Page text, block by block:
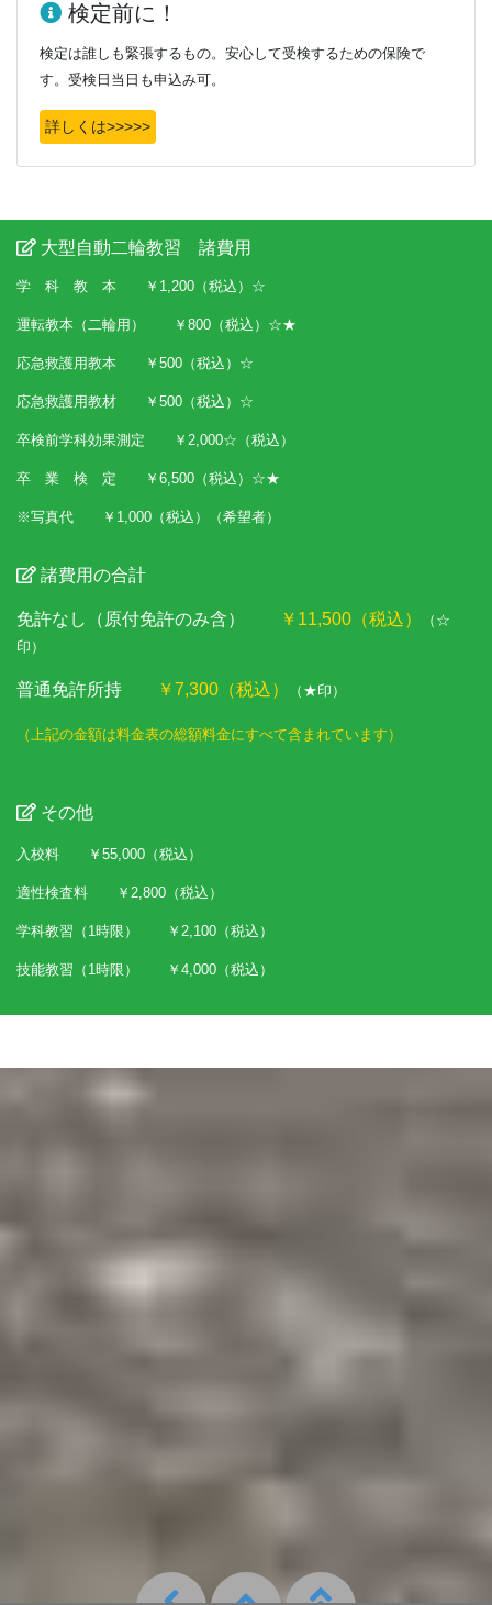
検定前に！
検定は誰しも緊張するもの。安心して受検するための保険で
す。受検日当日も申込み可。
詳しくは>>>>>
大型自動二輪教習 諸費用
学 科 教 本 ￥1,200（税込）☆
運転教本（二輪用） ￥800（税込）☆★
応急救護用教本 ￥500（税込）☆
応急救護用教材 ￥500（税込）☆
卒検前学科効果測定 ￥2,000☆（税込）
卒 業 検 定 ￥6,500（税込）☆★
※写真代 ￥1,000（税込）（希望者）
諸費用の合計
免許なし（原付免許のみ含） ￥11,500（税込）
（☆
印）
普通免許所持 ￥7,300（税込） （★印）
（上記の金額は料金表の総額料金にすべて含まれています）
その他
入校料 ￥55,000（税込）
適性検査料 ￥2,800（税込）
学科教習（1時限） ￥2,100（税込）
技能教習（1時限） ￥4,000（税込）